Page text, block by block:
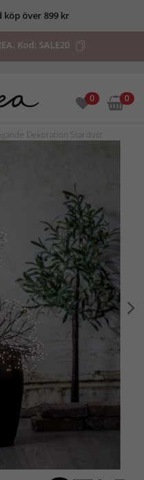
över 899 kr
Kod: SALE20
0 0
Dekoration Stardust